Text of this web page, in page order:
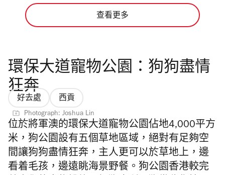
查看更多
環保大道寵物公園：狗狗盡情
狂奔
好去處 西貢
Photograph: Joshua Lin
位於將軍澳的環保大道寵物公園佔地4,000平方
米， 狗公園設有五個草地區域，絕對有足夠空
間讓狗狗盡情狂奔，主人更可以於草地上，邊
看着毛孩，邊遠眺海景野餐。 狗公園香港較完